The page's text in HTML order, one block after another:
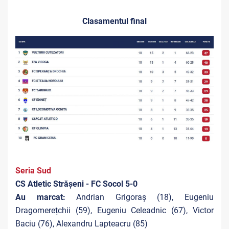
Clasamentul final
Seria Sud
CS Atletic Strășeni - FC Socol 5-0
Au marcat:Andrian Grigoraș (18), Eugeniu
Dragomerețchii (59), Eugeniu Celeadnic (67), Victor
Baciu (76), Alexandru Lapteacru (85)